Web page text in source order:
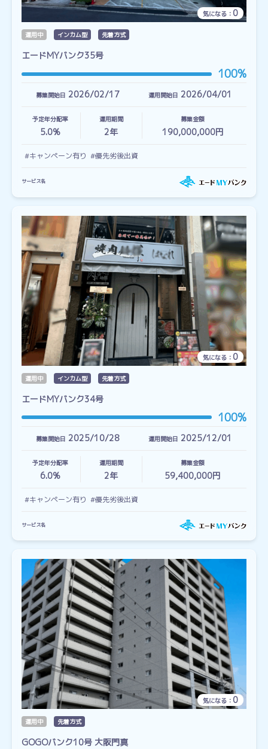
気になる： 0
運用中 インカム型 先着方式
エードMYバンク35号
100%
募集開始日 2026/02/17 運用開始日 2026/04/01
予定年分配率
5.0%
運用期間
2年
募集金額
190,000,000円
#キャンペーン有り #優先劣後出資
サービス名
気になる： 0
運用中 インカム型 先着方式
エードMYバンク34号
100%
募集開始日 2025/10/28 運用開始日 2025/12/01
予定年分配率
6.0%
運用期間
2年
募集金額
59,400,000円
#キャンペーン有り #優先劣後出資
サービス名
気になる： 0
運用中 先着方式
GOGOバンク10号 大阪門真